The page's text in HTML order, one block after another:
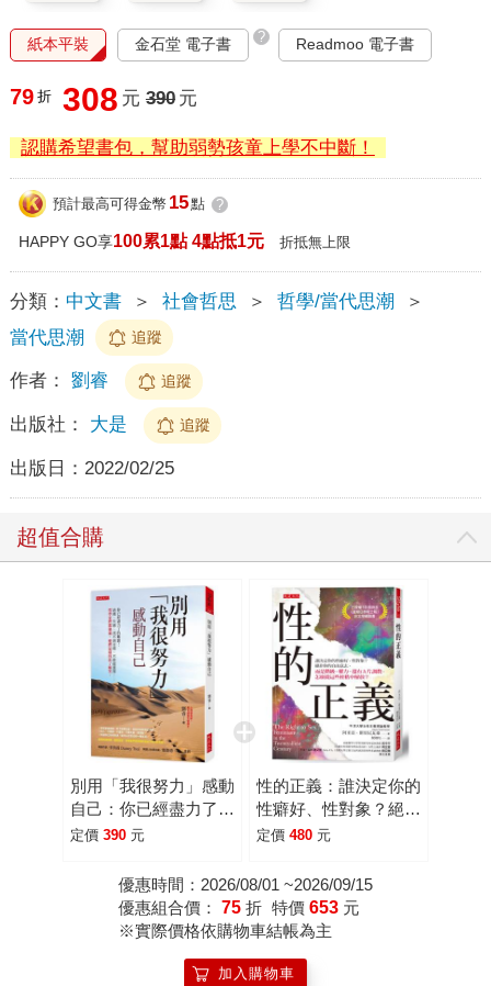
紙本平裝 金石堂 電子書 ? Readmoo 電子書
79 折 308 元 390 元
認購希望書包，幫助弱勢孩童上學不中斷！
預計最高可得金幣 15點 ?
HAPPY GO享100累1點 4點抵1元 折抵無上限
分類： 中文書 ＞ 社會哲思 ＞ 哲學/當代思潮
＞
當代思潮
追蹤
作者： 劉睿 追蹤
出版社： 大是 追蹤
出版日： 2022/02/25
超值合購
別用「我很努力」感動
自己：你已經盡力了的
難題：缺錢、失戀、找
擇……哲學家們都遇
過，他們這樣找出了解
定價 390 元
性的正義：誰決定你的
性癖好、性對象？絕非
你的自由意志，而是階
教。怎麼從這些桎梏中
解放？
定價 480 元
優惠時間：2026/08/01 ~2026/09/15
優惠組合價： 75 折 特價 653 元
※實際價格依購物車結帳為主
加入購物車